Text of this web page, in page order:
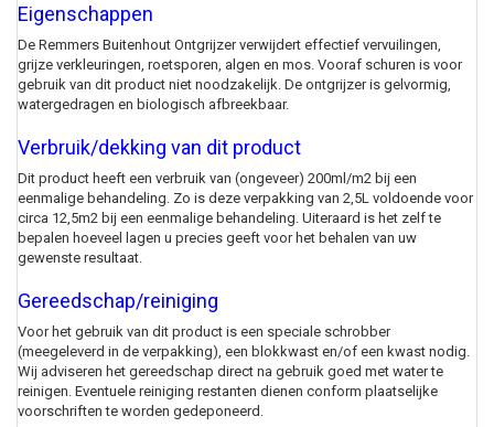
Eigenschappen
De Remmers Buitenhout Ontgrijzer verwijdert effectief vervuilingen,
grijze verkleuringen, roetsporen, algen en mos. Vooraf schuren is voor
gebruik van dit product niet noodzakelijk. De ontgrijzer is gelvormig,
watergedragen en biologisch afbreekbaar.
Verbruik/dekking van dit product
Dit product heeft een verbruik van (ongeveer) 200ml/m2 bij een
eenmalige behandeling. Zo is deze verpakking van 2,5L voldoende voor
circa 12,5m2 bij een eenmalige behandeling. Uiteraard is het zelf te
bepalen hoeveel lagen u precies geeft voor het behalen van uw
gewenste resultaat.
Gereedschap/reiniging
Voor het gebruik van dit product is een speciale schrobber
(meegeleverd in de verpakking), een blokkwast en/of een kwast nodig.
Wij adviseren het gereedschap direct na gebruik goed met water te
reinigen. Eventuele reiniging restanten dienen conform plaatselijke
voorschriften te worden gedeponeerd.